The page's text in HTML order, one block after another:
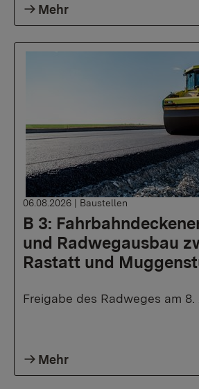
Mehr
B 3:
und Radwegausbau
Rastatt und
06.08.2026 | Baustellen
Freigabe des Radweges am
Mehr